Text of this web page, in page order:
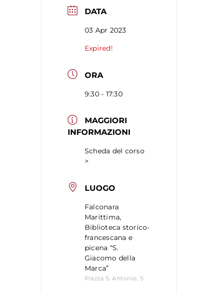
DATA
03 Apr 2023
Expired!
ORA
9:30 - 17:30
MAGGIORI
INFORMAZIONI
Scheda del corso
>
LUOGO
Falconara
Marittima,
Biblioteca storico-
francescana e
picena “S.
Giacomo della
Marca”
Piazza S. Antonio, 5